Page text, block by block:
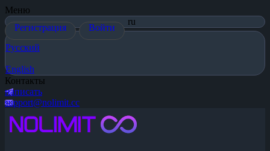
Меню
Регистрация
Войти
ru
Русский
English
Контакты
написать
support@nolimit.cc